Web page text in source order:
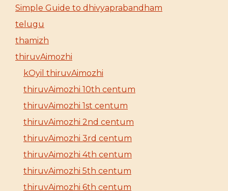
Simple Guide to dhivyaprabandham
telugu
thamizh
thiruvAimozhi
kOyil thiruvAimozhi
thiruvAimozhi 10th centum
thiruvAimozhi 1st centum
thiruvAimozhi 2nd centum
thiruvAimozhi 3rd centum
thiruvAimozhi 4th centum
thiruvAimozhi 5th centum
thiruvAimozhi 6th centum